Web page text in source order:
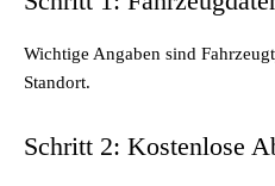
Wichtige Angaben sind
Standort.
Schritt 2: Kostenlose